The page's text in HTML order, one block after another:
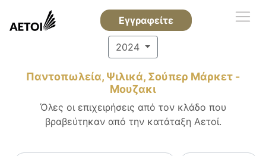
Εγγραφείτε
2024
Παντοπωλεία, Ψιλικά, Σούπερ Μάρκετ -
Μουζακι
Όλες οι επιχειρήσεις από τον κλάδο που
βραβεύτηκαν από την κατάταξη Αετοί.